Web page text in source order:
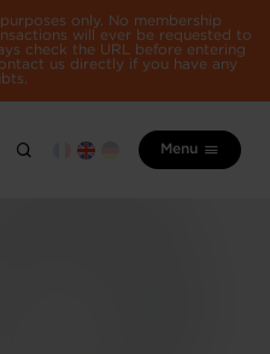
only. No membership
will ever be requested to
check the URL before entering
us directly if you have any
Menu